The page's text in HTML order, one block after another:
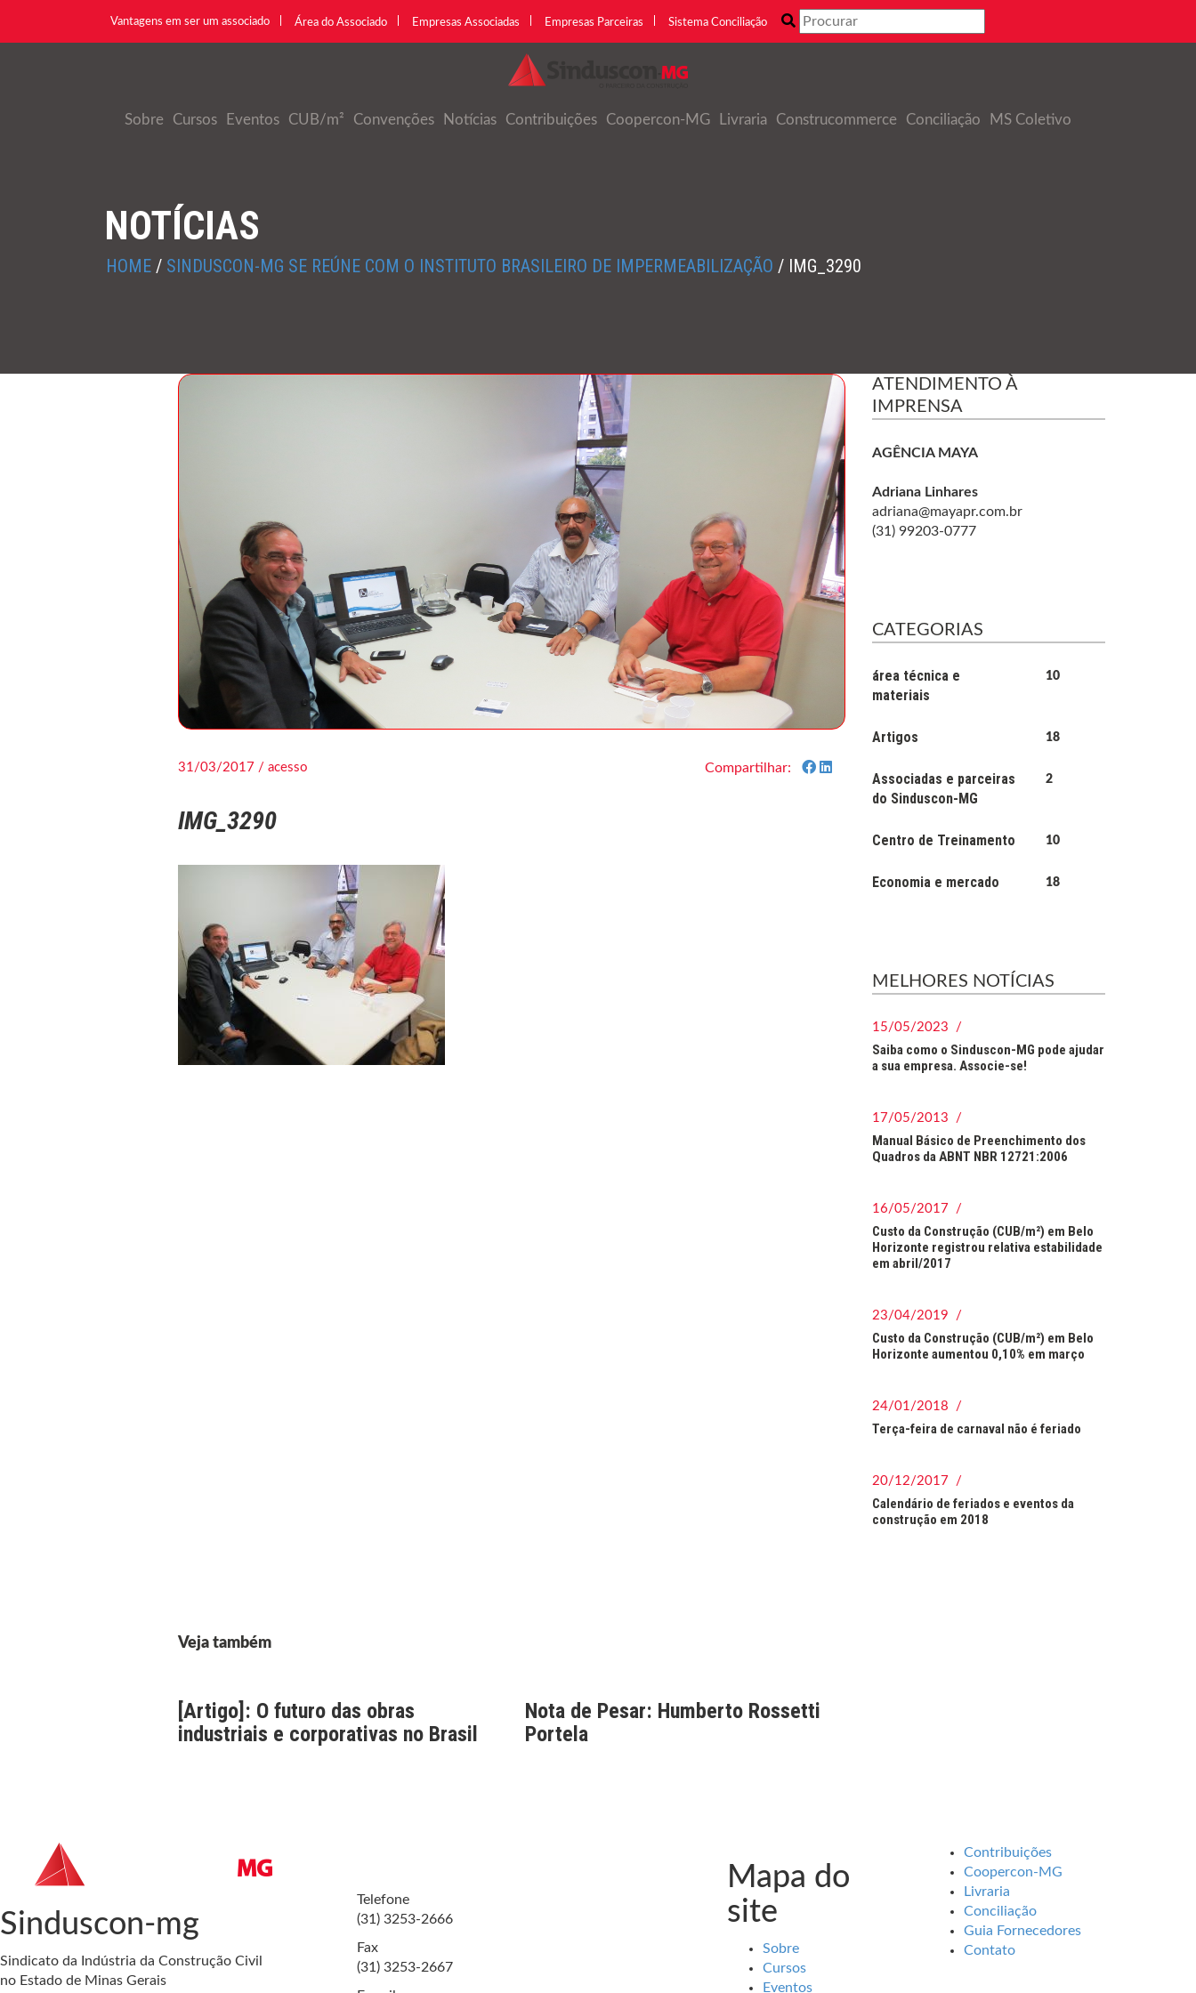
Vantagens em ser um associado Área do Associado Empresas Associadas Empresas Parceiras Sistema Conciliação
Sobre Cursos Eventos CUB/m² Convenções Notícias Contribuições Coopercon-MG Livraria Construcommerce Conciliação MS Coletivo
NOTÍCIAS
HOME / SINDUSCON-MG SE REÚNE COM O INSTITUTO BRASILEIRO DE IMPERMEABILIZAÇÃO / IMG_3290
31/03/2017 / acesso Compartilhar:
IMG_3290
ATENDIMENTO À
IMPRENSA
AGÊNCIA MAYA
Adriana Linhares
adriana@mayapr.com.br
(31) 99203-0777
CATEGORIAS
área técnica e
materiais
10
Artigos 18
Associadas e parceiras
do Sinduscon-MG
2
Centro de Treinamento 10
Economia e mercado 18
MELHORES NOTÍCIAS
15/05/2023 /
Saiba como o Sinduscon-MG pode ajudar
a sua empresa. Associe-se!
17/05/2013 /
Manual Básico de Preenchimento dos
Quadros da ABNT NBR 12721:2006
16/05/2017 /
Custo da Construção (CUB/m²) em Belo
Horizonte registrou relativa estabilidade
em abril/2017
23/04/2019 /
Custo da Construção (CUB/m²) em Belo
Horizonte aumentou 0,10% em março
24/01/2018 /
Terça-feira de carnaval não é feriado
20/12/2017 /
Calendário de feriados e eventos da
construção em 2018
Veja também
[Artigo]: O futuro das obras
industriais e corporativas no Brasil
Nota de Pesar: Humberto Rossetti
Portela
Sinduscon-mg
Sindicato da Indústria da Construção Civil
no Estado de Minas Gerais
Telefone
(31) 3253-2666
Fax
(31) 3253-2667
Mapa do
site
Sobre
Cursos
Eventos
Contribuições
Coopercon-MG
Livraria
Conciliação
Guia Fornecedores
Contato